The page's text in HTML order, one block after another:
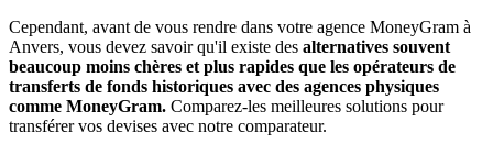
Cependant, avant de vous rendre dans votre agence MoneyGram à
Anvers, vous devez savoir qu'il existe des alternatives souvent
beaucoup moins chères et plus rapides que les opérateurs de
transferts de fonds historiques avec des agences physiques
comme MoneyGram. Comparez-les meilleures solutions pour
transférer vos devises avec notre comparateur.